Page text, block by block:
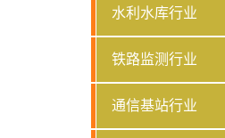
水利水库行业
铁路监测行业
通信基站行业